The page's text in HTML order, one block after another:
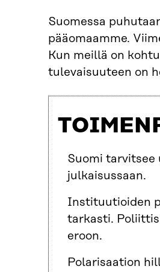
Suomessa
pääomaamme.
Kun meillä on
tulevaisuuteen on
Suomi
julkaisussaan.
Instituutioiden
tarkasti.
eroon.
Polarisaation